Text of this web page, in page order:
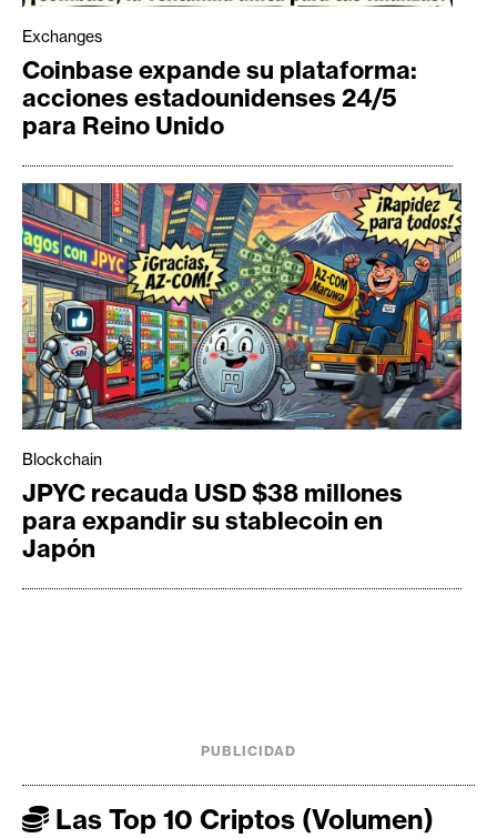
Exchanges
Coinbase expande su plataforma:
acciones estadounidenses 24/5
para Reino Unido
Blockchain
JPYC recauda USD $38 millones
para expandir su stablecoin en
Japón
PUBLICIDAD
Las Top 10 Criptos (Volumen)